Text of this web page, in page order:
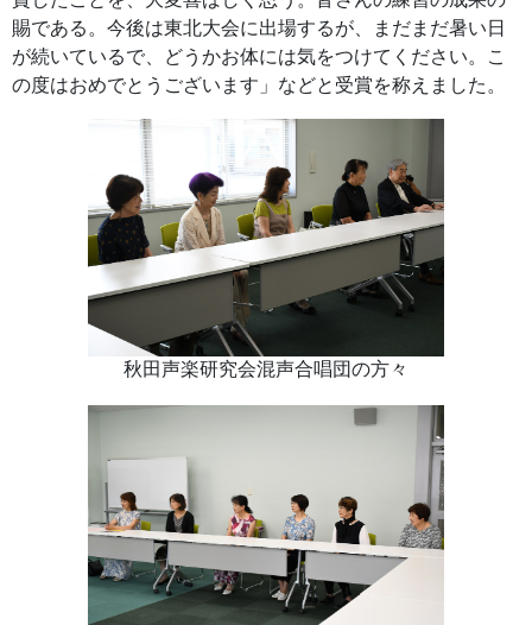
賜である。今後は東北大会に出場するが、まだまだ暑い日
が続いているで、どうかお体には気をつけてください。こ
の度はおめでとうございます」などと受賞を称えました。
秋田声楽研究会混声合唱団の方々